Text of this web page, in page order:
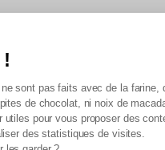
sont pas faits avec de la farine,
de chocolat, ni noix de
utiles pour vous proposer des
des statistiques de visites.
générales de vente
du programme de
données personnelles
générales de vente Pro